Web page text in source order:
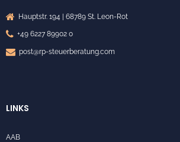
Hauptstr. 194 | 68789 St. Leon-Rot
+49 6227 89902 0
post@rp-steuerberatung.com
LINKS
AAB